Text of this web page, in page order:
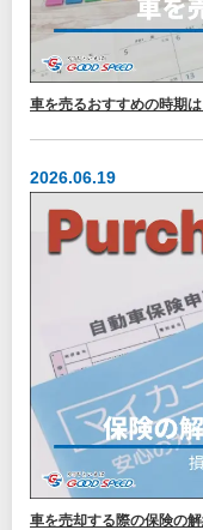
車を売るおすすめの時期
2026.06.19
車を売却する際の保険の